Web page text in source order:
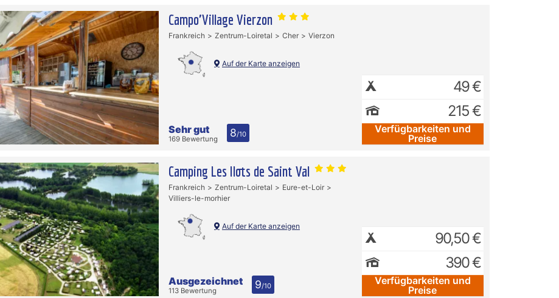
Campo'Village Vierzon
Frankreich Zentrum-Loiretal Cher Vierzon
Auf der Karte anzeigen
Sehr gut
169 Bewertung 8/10
49 €
215 €
Verfügbarkeiten und
Preise
Camping Les Ilots de Saint Val
Frankreich Zentrum-Loiretal
Eure-et-Loir
Villiers-le-morhier
Auf der Karte anzeigen
Ausgezeichnet
113 Bewertung 9/10
90,50 €
390 €
Verfügbarkeiten und
Preise